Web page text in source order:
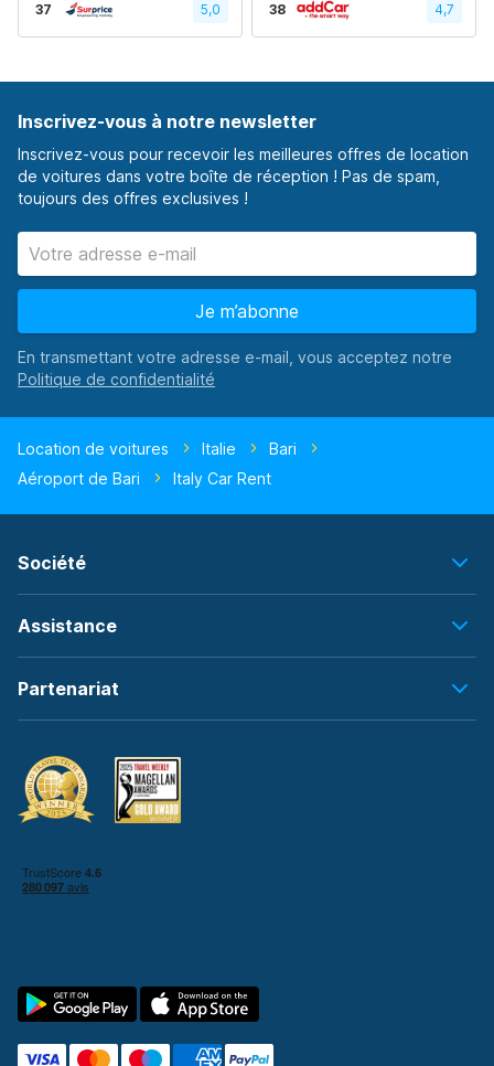
37 5,0 38 4,7
Inscrivez-vous à notre newsletter
Inscrivez-vous pour recevoir les meilleures offres de location
de voitures dans votre boîte de réception ! Pas de spam,
toujours des offres exclusives !
Je m’abonne
En transmettant votre adresse e-mail, vous acceptez notre
Location de voitures Italie
Bari
Aéroport de Bari
Italy Car Rent
Société
Assistance
Partenariat